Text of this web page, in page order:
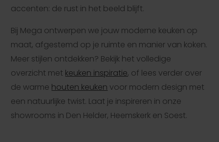
accenten: de rust in het beeld blijft.
Bij Mega ontwerpen we jouw moderne keuken op
maat, afgestemd op je ruimte en manier van koken.
Meer stijlen ontdekken? Bekijk het volledige
overzicht met keuken inspiratie, of lees verder over
de warme houten keuken voor modern design met
een natuurlijke twist. Laat je inspireren in onze
showrooms in Den Helder, Heemskerk en Soest.